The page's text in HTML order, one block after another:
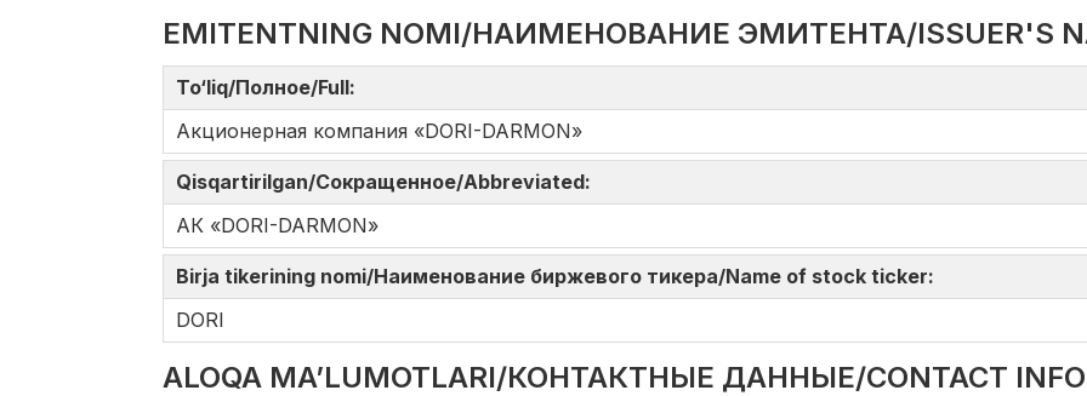
EMITENTNING NOMI/НАИМЕНОВАНИЕ ЭМИТЕНТА/ISSUER'S
To‘liq/Полное/Full:
Акционерная компания «DORI-DARMON»
Qisqartirilgan/Сокращенное/Abbreviated:
АК «DORI-DARMON»
Birja tikerining nomi/Наименование биржевого тикера/Name of stock ticker:
DORI
ALOQA MA’LUMOTLARI/КОНТАКТНЫЕ ДАННЫЕ/CONTACT